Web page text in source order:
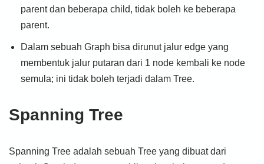
parent dan beberapa child, tidak boleh ke beberapa
parent.
Dalam sebuah Graph bisa dirunut jalur edge yang
membentuk jalur putaran dari 1 node kembali ke node
semula; ini tidak boleh terjadi dalam Tree.
Spanning Tree
Spanning Tree adalah sebuah Tree yang dibuat dari